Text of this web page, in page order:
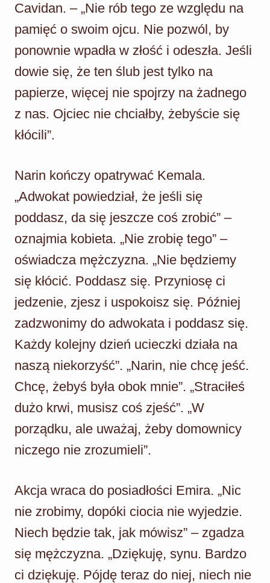
Cavidan. – „Nie rób tego ze względu na
pamięć o swoim ojcu. Nie pozwól, by
ponownie wpadła w złość i odeszła. Jeśli
dowie się, że ten ślub jest tylko na
papierze, więcej nie spojrzy na żadnego
z nas. Ojciec nie chciałby, żebyście się
kłócili”.
Narin kończy opatrywać Kemala.
„Adwokat powiedział, że jeśli się
poddasz, da się jeszcze coś zrobić” –
oznajmia kobieta. „Nie zrobię tego” –
oświadcza mężczyzna. „Nie będziemy
się kłócić. Poddasz się. Przyniosę ci
jedzenie, zjesz i uspokoisz się. Później
zadzwonimy do adwokata i poddasz się.
Każdy kolejny dzień ucieczki działa na
naszą niekorzyść”. „Narin, nie chcę jeść.
Chcę, żebyś była obok mnie”. „Straciłeś
dużo krwi, musisz coś zjeść”. „W
porządku, ale uważaj, żeby domownicy
niczego nie zrozumieli”.
Akcja wraca do posiadłości Emira. „Nic
nie zrobimy, dopóki ciocia nie wyjedzie.
Niech będzie tak, jak mówisz” – zgadza
się mężczyzna. „Dziękuję, synu. Bardzo
ci dziękuję. Pójdę teraz do niej, niech nie